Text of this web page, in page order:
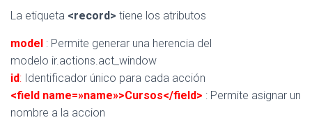
La etiqueta <record> tiene los atributos
model : Permite generar una herencia del
modelo ir.actions.act_window
id: Identificador único para cada acción
<field name=»name»>Cursos</field> : Permite asignar un
nombre a la accion